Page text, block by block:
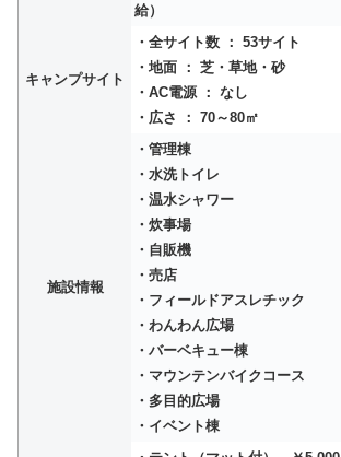
給）
キャンプサイト
・全サイト数 ： 53サイト
・地面 ： 芝・草地・砂
・AC電源 ： なし
・広さ ： 70～80㎡
施設情報
・管理棟
・水洗トイレ
・温水シャワー
・炊事場
・自販機
・売店
・フィールドアスレチック
・わんわん広場
・バーベキュー棟
・マウンテンバイクコース
・多目的広場
・イベント棟